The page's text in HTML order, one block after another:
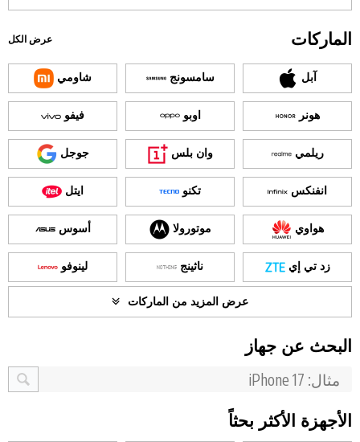
الماركات عرض الكل
آبل سامسونج شاومي
هونر اوبو فيفو
ريلمي وان بلس جوجل
انفنكس تكنو ايتل
هواوي موتورولا أسوس
زد تي إي ناثينج لينوفو
عرض المزيد من الماركات
البحث عن جهاز
الأجهزة الأكثر بحثاً